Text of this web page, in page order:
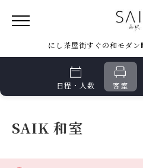
にし茶屋街すぐの和モダ
日程・人数 客室
SAIK 和室